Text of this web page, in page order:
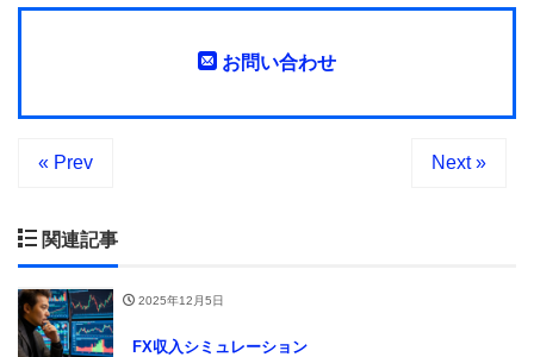
お問い合わせ
« Prev Next »
関連記事
2025年12月5日
FX収入シミュレーション